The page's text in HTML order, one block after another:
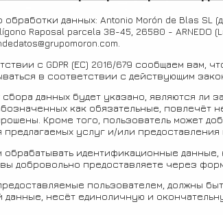
обработки данных: Antonio Morón de Blas SL
Raposal parcela 38-45, 26580 -
с GDPR (ЕС) 2016/679 сообщаем вам,
в соответствии с действующим
данных будет указано, являются ли
как обязательные, повлечёт
Кроме того, пользователь может
предлагаемых услуг и/или предоставления
обрабатывать идентификационные
добровольно предоставляете через
пользователем, должны
данные, несёт единоличную и